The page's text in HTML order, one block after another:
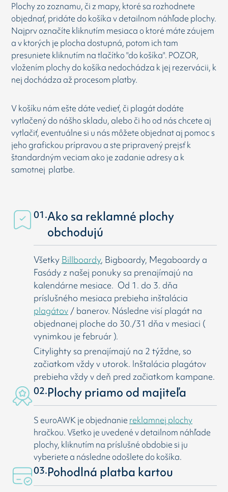
Plochy zo zoznamu, či z mapy, ktoré sa rozhodnete
objednať, pridáte do košíka v detailnom náhľade plochy.
Najprv označíte kliknutím mesiaca o ktoré máte záujem
a v ktorých je plocha dostupná, potom ich tam
presuniete kliknutím na tlačítko "do košíka". POZOR,
vložením plochy do košíka nedochádza k jej rezervácii, k
nej dochádza až procesom platby.
V košíku nám ešte dáte vedieť, či plagát dodáte
vytlačený do nášho skladu, alebo či ho od nás chcete aj
vytlačiť, eventuálne si u nás môžete objednat aj pomoc s
jeho grafickou prípravou a ste pripravený prejsť k
štandardným veciam ako je zadanie adresy a k
samotnej platbe.
01.Ako sa reklamné plochy
obchodujú
Všetky Billboardy, Bigboardy, Megaboardy a
Fasády z našej ponuky sa prenajímajú na
kalendárne mesiace. Od 1. do 3. dňa
príslušného mesiaca prebieha inštalácia
plagátov / banerov. Následne visí plagát na
objednanej ploche do 30./31 dňa v mesiaci (
vynimkou je február ).
Citylighty sa prenajímajú na 2 týždne, so
začiatkom vždy v utorok. Inštalácia plagátov
prebieha vždy v deň pred začiatkom kampane.
02.Plochy priamo od majiteľa
S euroAWK je objednanie reklamnej plochy
hračkou. Všetko je uvedené v detailnom náhľade
plochy, kliknutím na príslušné obdobie si ju
vyberiete a následne odošlete do košíka.
03.Pohodlná platba kartou